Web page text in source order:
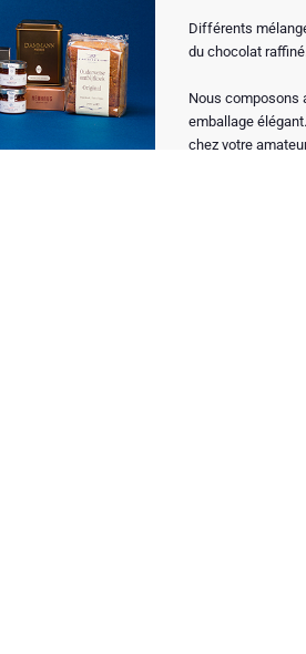
Différents
du chocolat
Nous composons
emballage
chez votre